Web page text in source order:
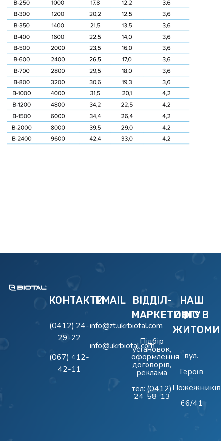
КОНТАКТИ
(0412) 24-
29-22
(067) 412-
42-11
EMAIL
info@zt.ukrbiotal.com
info@ukrbiotal.com
ВІДДІЛ-
МАРКЕТИНГУ
Підбір
установок,
оформлення
договорів,
реклама
тел: (0412)
24-58-13
НАШ
ОФІС В
вул.
Героїв
66/41